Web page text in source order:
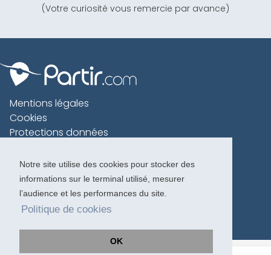
Notre site utilise des cookies pour stocker des
informations sur le terminal utilisé, mesurer
l’audience et les performances du site.
Politique de cookies
OK
(Votre curiosité vous remercie par avance)
Mentions légales
Cookies
Protections données
Charte voyageur
Copyright 1996-2026